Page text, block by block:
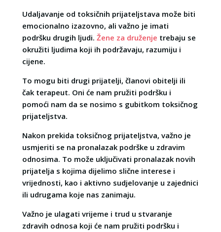
Udaljavanje od toksičnih prijateljstava može biti
emocionalno izazovno, ali važno je imati
podršku drugih ljudi. Žene za druženje trebaju se
okružiti ljudima koji ih podržavaju, razumiju i
cijene.
To mogu biti drugi prijatelji, članovi obitelji ili
čak terapeut. Oni će nam pružiti podršku i
pomoći nam da se nosimo s gubitkom toksičnog
prijateljstva.
Nakon prekida toksičnog prijateljstva, važno je
usmjeriti se na pronalazak podrške u zdravim
odnosima. To može uključivati pronalazak novih
prijatelja s kojima dijelimo slične interese i
vrijednosti, kao i aktivno sudjelovanje u zajednici
ili udrugama koje nas zanimaju.
Važno je ulagati vrijeme i trud u stvaranje
zdravih odnosa koji će nam pružiti podršku i